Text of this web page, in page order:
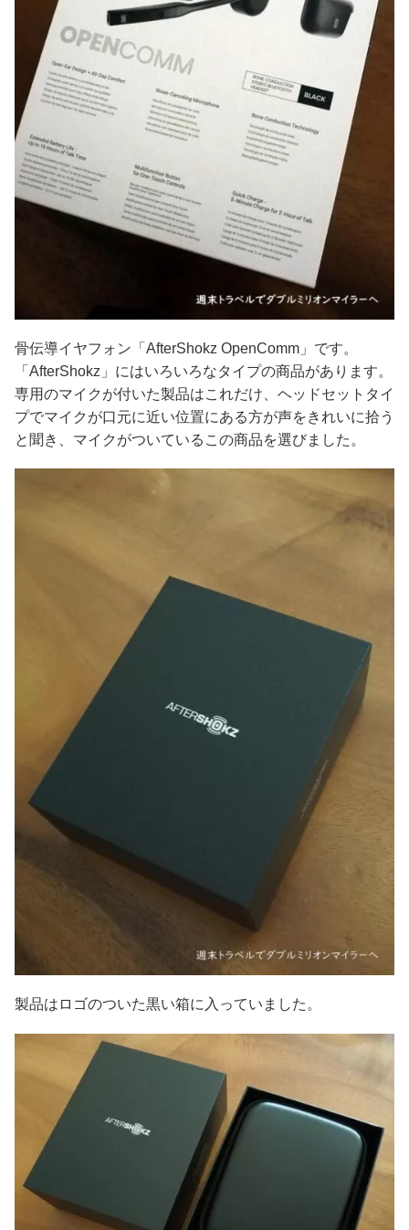
骨伝導イヤフォン「AfterShokz OpenComm」です。
「AfterShokz」にはいろいろなタイプの商品があります。
専用のマイクが付いた製品はこれだけ、ヘッドセットタイ
プでマイクが口元に近い位置にある方が声をきれいに拾う
と聞き、マイクがついているこの商品を選びました。
製品はロゴのついた黒い箱に入っていました。